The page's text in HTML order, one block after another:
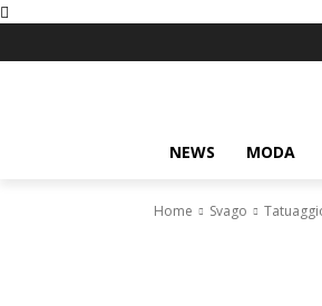
NEWS MODA
Home Svago